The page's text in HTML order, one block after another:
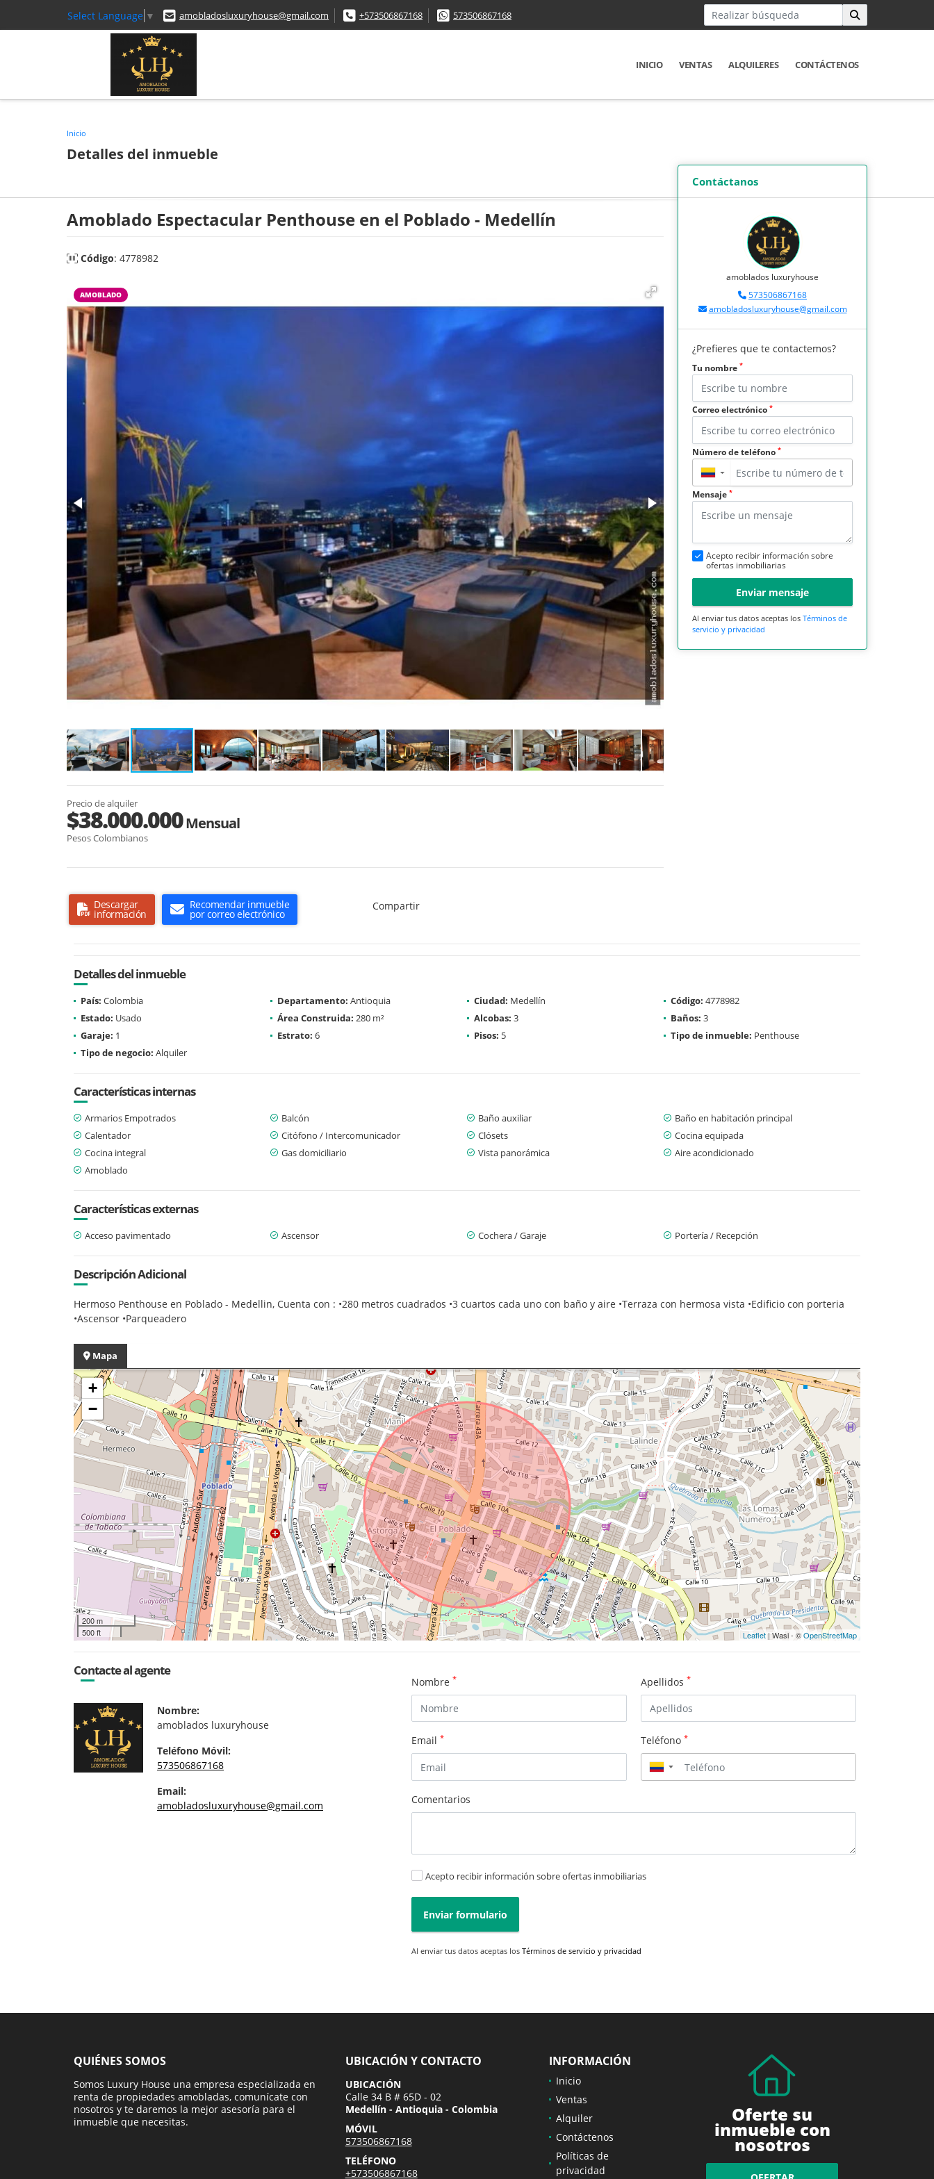
Select Language ▼ amobladosluxuryhouse@gmail.com +573506867168 573506867168
INICIO VENTAS ALQUILERES CONTÁCTENOS
Inicio
Detalles del inmueble
Amoblado Espectacular Penthouse en el Poblado - Medellín
Código: 4778982
AMOBLADO
Precio de alquiler
$38.000.000Mensual
Pesos Colombianos
Descargar
información
Recomendar inmueble
por correo electrónico
Compartir
Contáctanos
amoblados luxuryhouse
573506867168
amobladosluxuryhouse@gmail.com
¿Prefieres que te contactemos?
Tu nombre *
Correo electrónico *
Número de teléfono *
▼
Mensaje *
Acepto recibir información sobre
ofertas inmobiliarias
Enviar mensaje
Al enviar tus datos aceptas los Términos de
servicio y privacidad
Detalles del inmueble
País: Colombia Departamento: Antioquia Ciudad: Medellín Código: 4778982
Estado: Usado Área Construida: 280 m² Alcobas: 3 Baños: 3
Garaje: 1 Estrato: 6 Pisos: 5 Tipo de inmueble: Penthouse
Tipo de negocio: Alquiler
Características internas
Armarios Empotrados Balcón Baño auxiliar
Baño en habitación principal
Calentador
Citófono / Intercomunicador Clósets
Cocina equipada
Cocina integral
Gas domiciliario Vista panorámica
Aire acondicionado
Amoblado
Características externas
Acceso pavimentado Ascensor Cochera / Garaje Portería / Recepción
Descripción Adicional
Hermoso Penthouse en Poblado - Medellin, Cuenta con : •280 metros cuadrados •3 cuartos cada uno con baño y aire •Terraza con hermosa vista •Edificio con porteria
•Ascensor •Parqueadero
Mapa
+
−
200 m
500 ft
Leaflet | Wasi - ©OpenStreetMap
Contacte al agente
Nombre:
amoblados luxuryhouse
Teléfono Móvil:
573506867168
Email:
amobladosluxuryhouse@gmail.com
Nombre * Apellidos *
Email * Teléfono *
▼
Comentarios
Acepto recibir información sobre ofertas inmobiliarias
Enviar formulario
Al enviar tus datos aceptas los Términos de servicio y privacidad
QUIÉNES SOMOS
Somos Luxury House una empresa especializada en
renta de propiedades amobladas, comunícate con
nosotros y te daremos la mejor asesoría para el
inmueble que necesitas.
UBICACIÓN Y CONTACTO
UBICACIÓN
Calle 34 B # 65D - 02
Medellín - Antioquia - Colombia
MÓVIL
573506867168
TELÉFONO
+573506867168
INFORMACIÓN
Inicio
Ventas
Alquiler
Contáctenos
Políticas de
privacidad
Oferte su
inmueble con
nosotros